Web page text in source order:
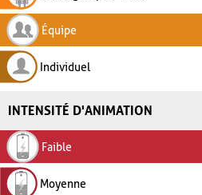
Équipe
Individuel
INTENSITÉ D'ANIMATION
Faible
Moyenne